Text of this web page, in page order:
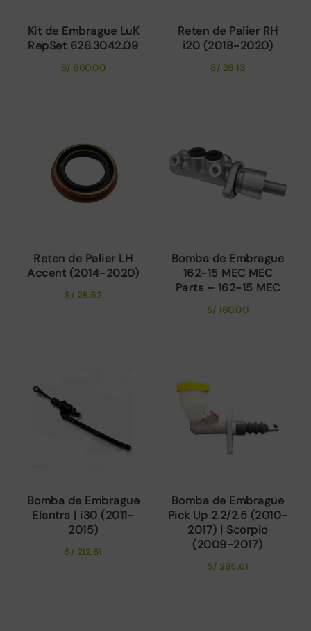
Kit de Embrague LuK
RepSet 626.3042.09
S/ 660.00
Reten de Palier RH
i20 (2018-2020)
S/ 28.13
Reten de Palier LH
Accent (2014-2020)
S/ 28.52
Bomba de Embrague
162-15 MEC MEC
Parts – 162-15 MEC
S/ 160.00
Bomba de Embrague
Elantra | i30 (2011-
2015)
S/ 212.61
Bomba de Embrague
Pick Up 2.2/2.5 (2010-
2017) | Scorpio
(2009-2017)
S/ 285.61